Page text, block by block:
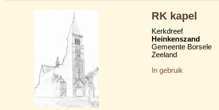
RK kapel
Kerkdreef
Heinkenszand
Gemeente Borsele
Zeeland
In gebruik